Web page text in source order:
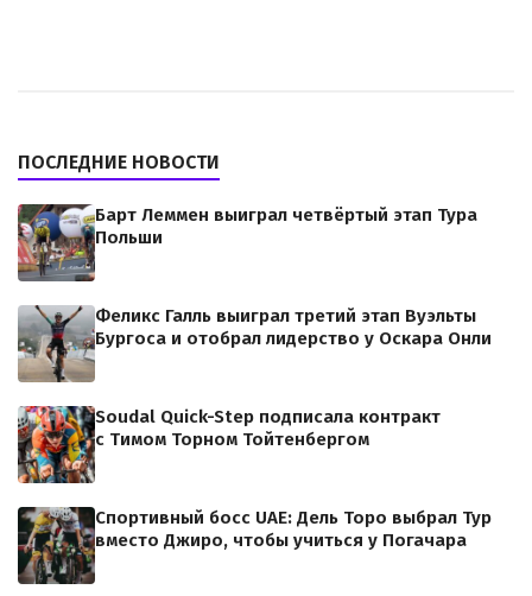
ПОСЛЕДНИЕ НОВОСТИ
Барт Леммен выиграл четвёртый этап Тура
Польши
Феликс Галль выиграл третий этап Вуэльты
Бургоса и отобрал лидерство у Оскара Онли
Soudal Quick-Step подписала контракт
с Тимом Торном Тойтенбергом
Спортивный босс UAE: Дель Торо выбрал Тур
вместо Джиро, чтобы учиться у Погачара